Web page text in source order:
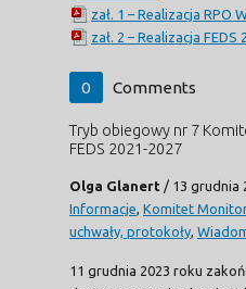
zał. 1 – Realizacja RPO
zał. 2 – Realizacja FEDS
0 Comments
Tryb obiegowy nr 7
FEDS 2021-2027
Olga Glanert / 13 grudnia
Informacje Komitet
uchwały, protokoły
11 grudnia 2023 roku